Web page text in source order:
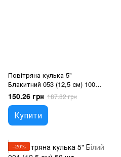
Повітряна кулька 5"
Блакитний 053 (12,5 см) 100
шт., Блакитний, 100 шт.,
5"/12.5см, Блакитний, Гелій
або повітря
150.26 грн 187.82 грн
Купити
−20%